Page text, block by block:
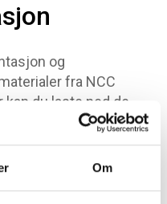
Om
og
fra NCC
kan du laste ned de
og